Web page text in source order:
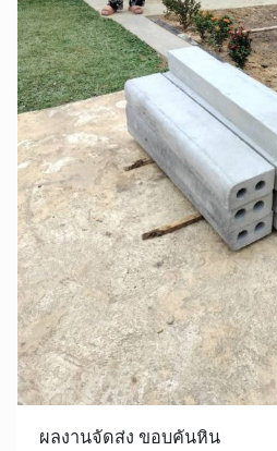
ผลงานจัดส่ง ขอบคันหิน